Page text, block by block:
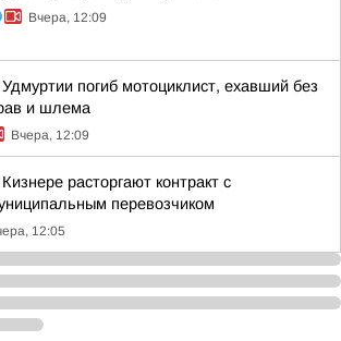
Вчера, 12:09
погиб мотоциклист, ехавший без
и шлема
Вчера, 12:09
расторгают контракт с
перевозчиком
12:05